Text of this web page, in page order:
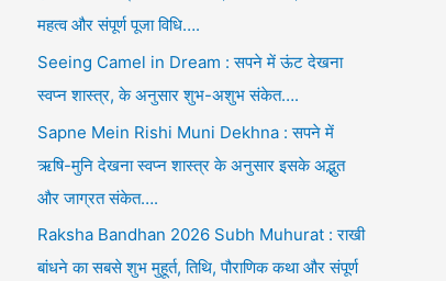
महत्व और संपूर्ण पूजा विधि….
Seeing Camel in Dream : सपने में ऊंट देखना
स्वप्न शास्त्र, के अनुसार शुभ-अशुभ संकेत….
Sapne Mein Rishi Muni Dekhna : सपने में
ऋषि-मुनि देखना स्वप्न शास्त्र के अनुसार इसके अद्भुत
और जाग्रत संकेत….
Raksha Bandhan 2026 Subh Muhurat : राखी
बांधने का सबसे शुभ मुहूर्त, तिथि, पौराणिक कथा और संपूर्ण